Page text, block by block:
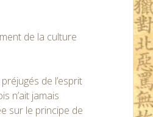
de la culture
de l’esprit
n’ait jamais
sur le principe de